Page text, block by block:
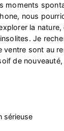
moments
nous
la
Je
ventre sont au
de nouveauté,
sérieuse